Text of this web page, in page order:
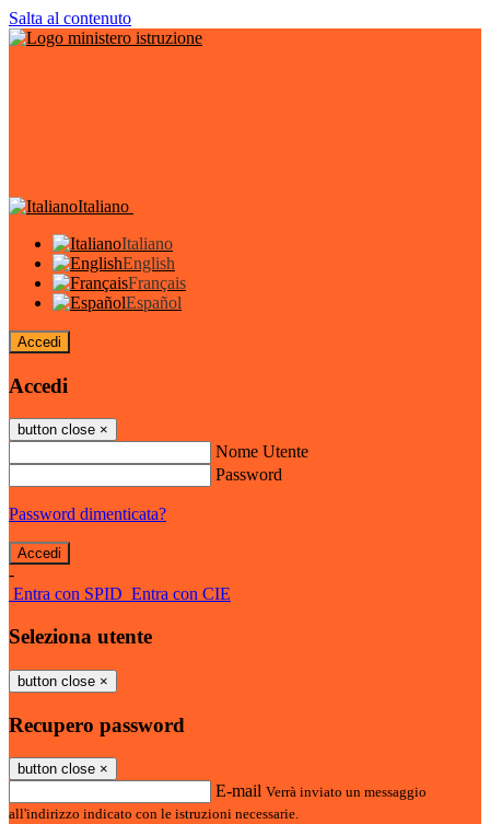
Salta al contenuto
Italiano
Italiano
English
Français
Español
Accedi
Accedi
button close ×
Nome Utente
Password
Password dimenticata?
-
Entra con SPID Entra con CIE
Seleziona utente
button close ×
Recupero password
button close ×
E-mail Verrà inviato un messaggio
all'indirizzo indicato con le istruzioni necessarie.